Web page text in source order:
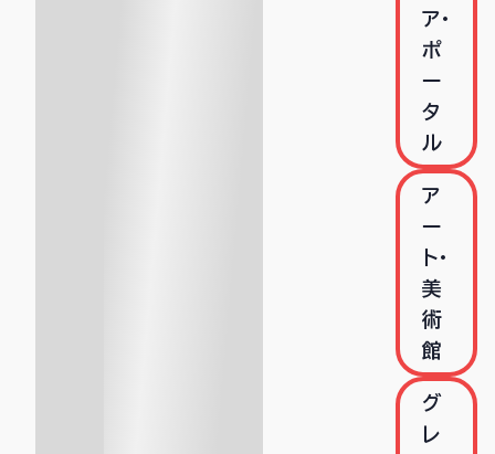
ア・
ポ
ー
タ
ル
ア
ー
ト・
美
術
館
グ
レ